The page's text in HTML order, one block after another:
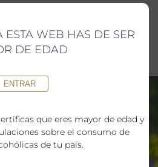
ESTA WEB HAS DE SER
DE EDAD
ENTRAR
que eres mayor de edad y
sobre el consumo de
de tu país.